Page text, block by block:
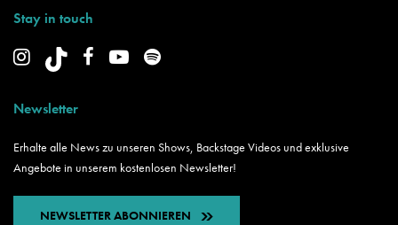
Stay in touch
Newsletter
Erhalte alle News zu unseren Shows, Backstage Videos und exklusive
Angebote in unserem kostenlosen Newsletter!
NEWSLETTER ABONNIEREN